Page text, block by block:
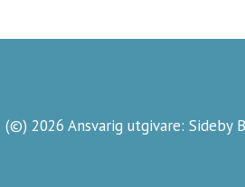
2026 Ansvarig utgivare: Sideby